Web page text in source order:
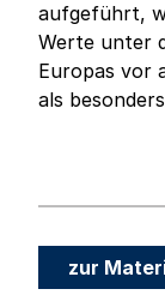
aufgeführt,
Werte unter
Europas vor
als
zur